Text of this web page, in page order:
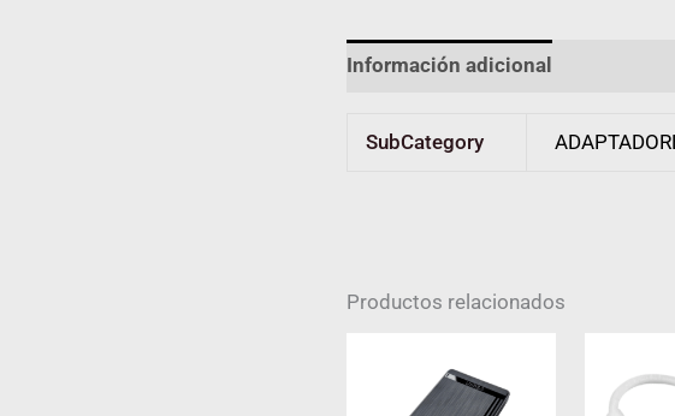
Información adicional
SubCategory
Productos relacionados